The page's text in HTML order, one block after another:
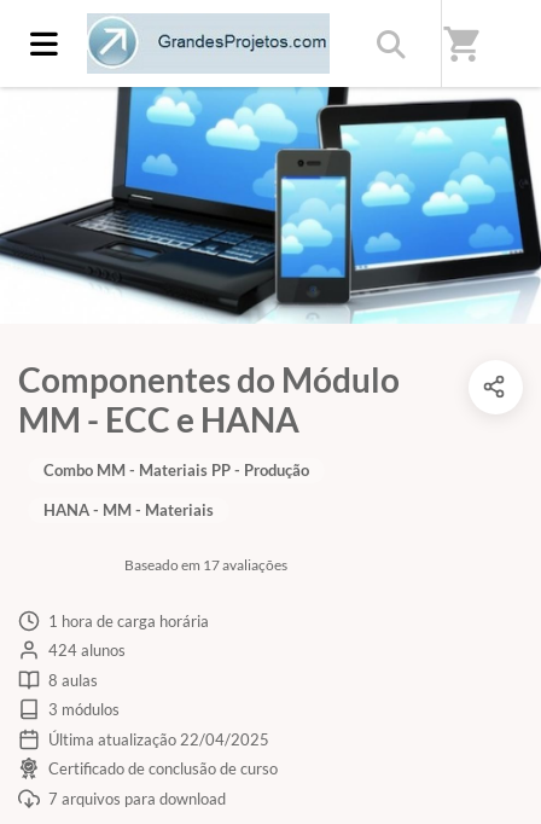
shopping_cart
Componentes do Módulo
MM - ECC e HANA
Baseado em 17 avaliações
Combo MM - Materiais PP - Produção
HANA - MM - Materiais
1 hora de carga horária
424 alunos
8 aulas
3 módulos
Última atualização 22/04/2025
Certificado de conclusão de curso
7 arquivos para download